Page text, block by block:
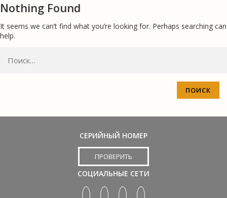
Nothing Found
It seems we can’t find what you’re looking for. Perhaps searching can
help.
СЕРИЙНЫЙ НОМЕР
ПРОВЕРИТЬ
СОЦИАЛЬНЫЕ СЕТИ